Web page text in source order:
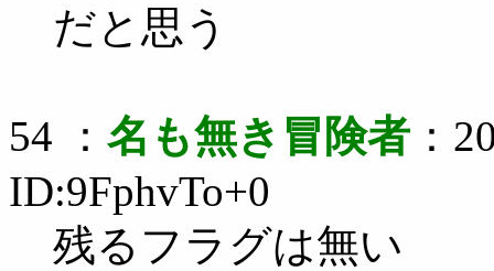
だと思う
54 ： 名も無き冒険者 ：
ID:9FphvTo+0
残るフラグは無い